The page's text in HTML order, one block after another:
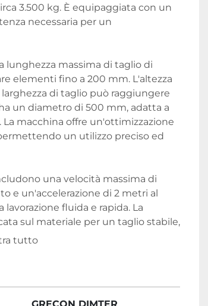
3.500 kg. È equipaggiata con un
necessaria per un
massima di taglio di
elementi fino a 200 mm. L'altezza
di taglio può raggiungere
un diametro di 500 mm, adatta a
macchina offre un'ottimizzazione
un utilizzo preciso ed
una velocità massima di
e un'accelerazione di 2 metri al
fluida e rapida. La
sul materiale per un taglio stabile,
per una gestione efficiente del
tutto